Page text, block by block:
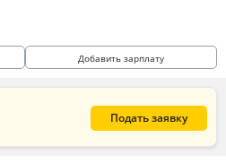
Добавить зарплату
Подать заявку